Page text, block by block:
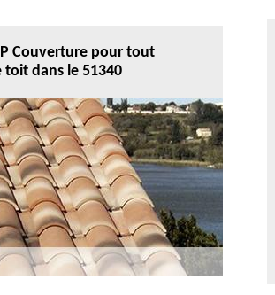
Couverture pour tout
toit dans le 51340